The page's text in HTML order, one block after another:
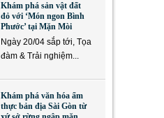
Khám phá sản vật đất
đỏ với ‘Món ngon Bình
Phước’ tại Mặn Mòi
Ngày 20/04 sắp tới, Tọa
đàm & Trải nghiệm...
Khám phá văn hóa ẩm
thực bản địa Sài Gòn từ